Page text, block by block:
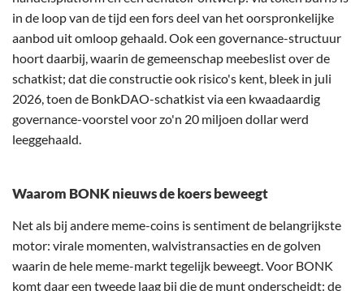
in de loop van de tijd een fors deel van het oorspronkelijke
aanbod uit omloop gehaald. Ook een governance-structuur
hoort daarbij, waarin de gemeenschap meebeslist over de
schatkist; dat die constructie ook risico's kent, bleek in juli
2026, toen de BonkDAO-schatkist via een kwaadaardig
governance-voorstel voor zo'n 20 miljoen dollar werd
leeggehaald.
Waarom BONK nieuws de koers beweegt
Net als bij andere meme-coins is sentiment de belangrijkste
motor: virale momenten, walvistransacties en de golven
waarin de hele meme-markt tegelijk beweegt. Voor BONK
komt daar een tweede laag bij die de munt onderscheidt: de